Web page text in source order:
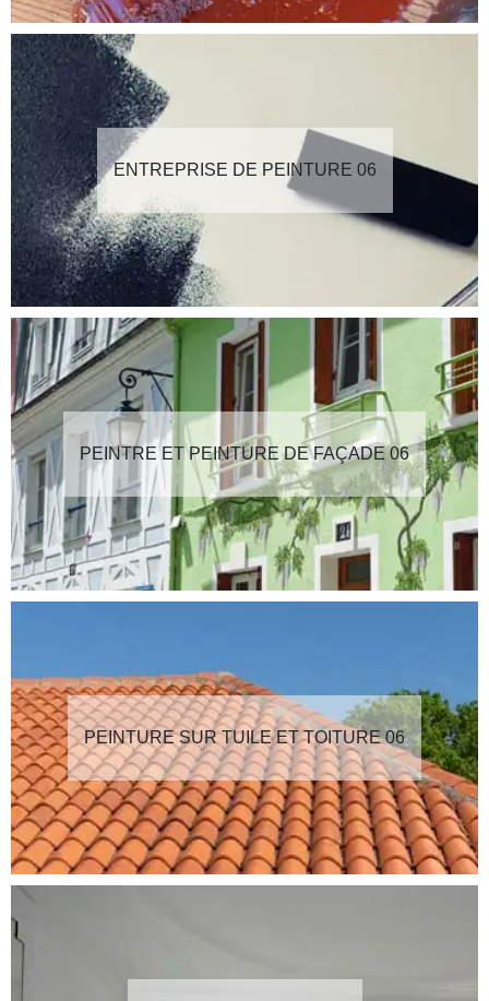
ENTREPRISE DE PEINTURE 06
PEINTRE ET PEINTURE DE FAÇADE 06
PEINTURE SUR TUILE ET TOITURE 06